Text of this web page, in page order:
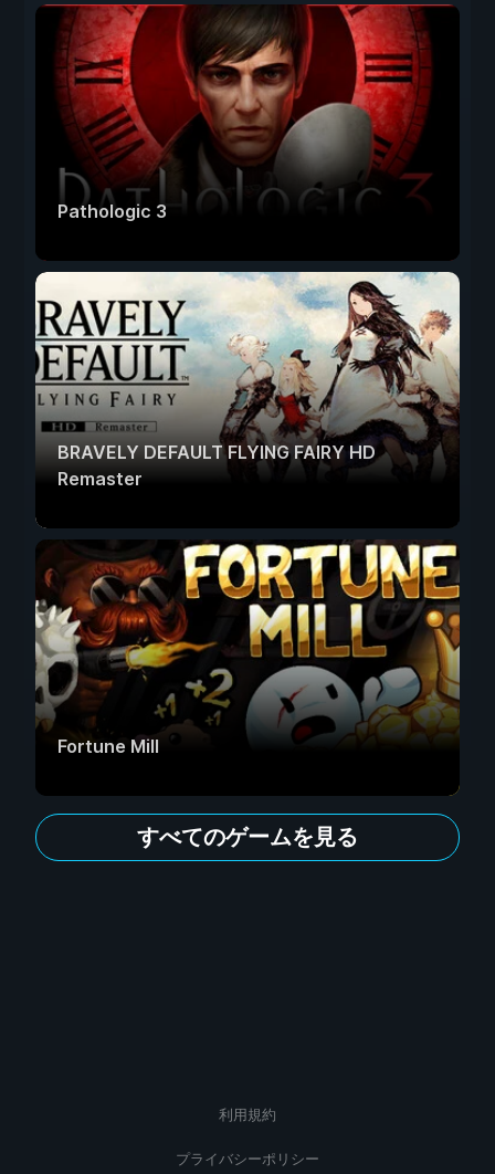
Pathologic 3
BRAVELY DEFAULT FLYING FAIRY HD
Remaster
Fortune Mill
すべてのゲームを見る
利用規約
プライバシーポリシー